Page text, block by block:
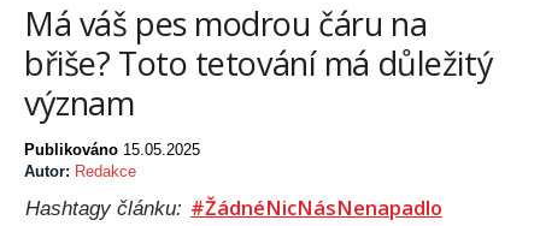
Má váš pes modrou čáru na
břiše? Toto tetování má důležitý
význam
Publikováno 15.05.2025
Autor: Redakce
Hashtagy článku: #ŽádnéNicNásNenapadlo